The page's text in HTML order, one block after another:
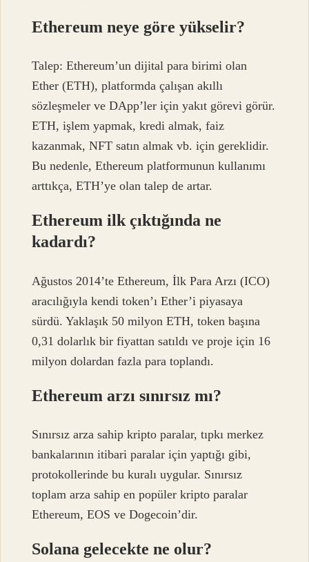
Ethereum neye göre yükselir?
Talep: Ethereum’un dijital para birimi olan
Ether (ETH), platformda çalışan akıllı
sözleşmeler ve DApp’ler için yakıt görevi görür.
ETH, işlem yapmak, kredi almak, faiz
kazanmak, NFT satın almak vb. için gereklidir.
Bu nedenle, Ethereum platformunun kullanımı
arttıkça, ETH’ye olan talep de artar.
Ethereum ilk çıktığında ne
kadardı?
Ağustos 2014’te Ethereum, İlk Para Arzı (ICO)
aracılığıyla kendi token’ı Ether’i piyasaya
sürdü. Yaklaşık 50 milyon ETH, token başına
0,31 dolarlık bir fiyattan satıldı ve proje için 16
milyon dolardan fazla para toplandı.
Ethereum arzı sınırsız mı?
Sınırsız arza sahip kripto paralar, tıpkı merkez
bankalarının itibari paralar için yaptığı gibi,
protokollerinde bu kuralı uygular. Sınırsız
toplam arza sahip en popüler kripto paralar
Ethereum, EOS ve Dogecoin’dir.
Solana gelecekte ne olur?